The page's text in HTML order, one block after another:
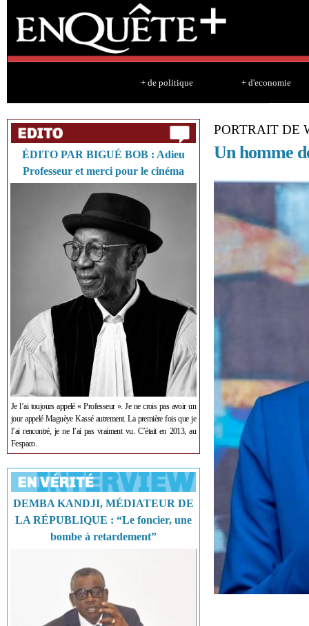
+ de politique + d'economie
ÉDITO PAR BIGUÉ BOB : Adieu
Professeur et merci pour le cinéma
Je l’ai toujours appelé « Professeur ». Je ne crois pas avoir un
jour appelé Maguèye Kassé autrement. La première fois que je
l’ai rencontré, je ne l’ai pas vraiment vu. C’était en 2013, au
Fespaco.
DEMBA KANDJI, MÉDIATEUR DE
LA RÉPUBLIQUE : “Le foncier, une
bombe à retardement”
PORTRAIT DE
Un homme